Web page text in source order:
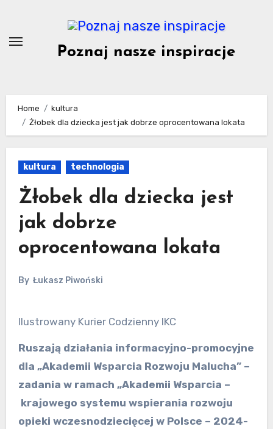
content
Poznaj nasze inspiracje
Home
kultura
Żłobek dla dziecka jest jak dobrze oprocentowana lokata
kultura technologia
Żłobek dla dziecka jest
jak dobrze
oprocentowana lokata
By Łukasz Piwoński
Ilustrowany Kurier Codzienny IKC
Ruszają działania informacyjno-promocyjne
dla „Akademii Wsparcia Rozwoju Malucha” –
zadania w ramach „Akademii Wsparcia –
krajowego systemu wspierania rozwoju
opieki wczesnodziecięcej w Polsce – 2024-